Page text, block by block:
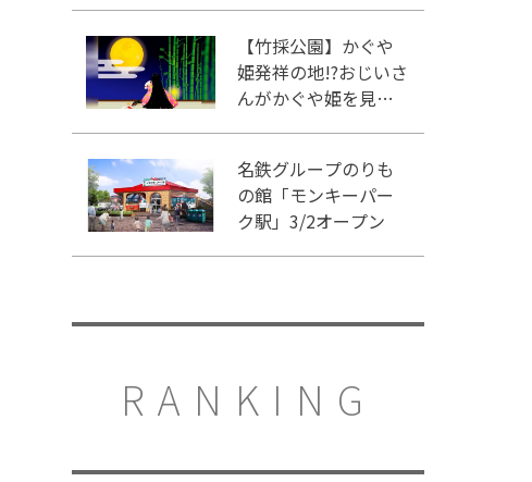
【竹採公園】かぐや
姫発祥の地!?おじいさ
んがかぐや姫を見つ
名鉄グループのりも
の館「モンキーパー
ク駅」3/2オープン
RANKING